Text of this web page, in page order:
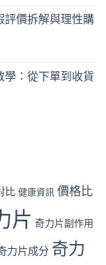
評價拆解與理性購
學：從下單到收貨
比 健康資訊 價格比
片 奇力片副作用
力片成分 奇力